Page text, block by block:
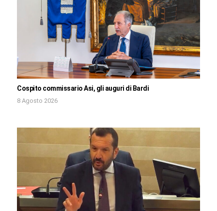
Cospito commissario Asi, gli auguri di Bardi
8 Agosto 2026